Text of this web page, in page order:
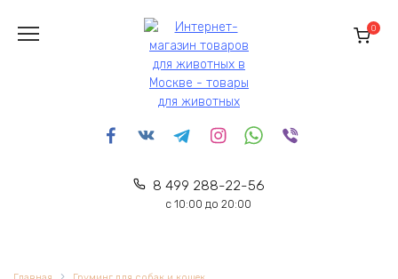
содержанию
8 499 288-22-56
с 10:00 до 20:00
0